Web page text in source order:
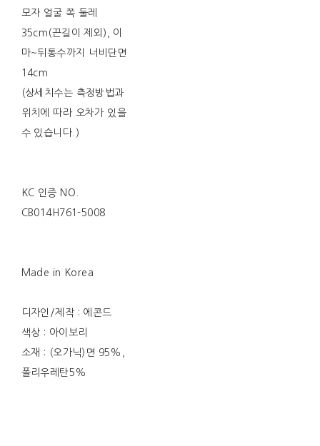
모자 얼굴 쪽 둘레
35cm(끈길이 제외), 이
마~뒤통수까지 너비단면
14cm
(상세치수는 측정방법과
위치에 따라 오차가 있을
수 있습니다.)
KC 인증 NO.
CB014H761-5008
Made in Korea
디자인/제작 : 에콘드
색상 : 아이보리
소재 : (오가닉)면 95%,
폴리우레탄5%